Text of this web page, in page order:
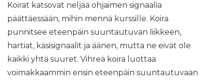
Koirat katsovat neljää ohjaimen signaalia
päättäessään, mihin mennä kurssille. Koira
punnitsee eteenpäin suuntautuvan liikkeen,
hartiat, käsisignaalit ja äänen, mutta ne eivät ole
kaikki yhtä suuret. Vihreä koira luottaa
voimakkaammin ensin eteenpäin suuntautuvaan